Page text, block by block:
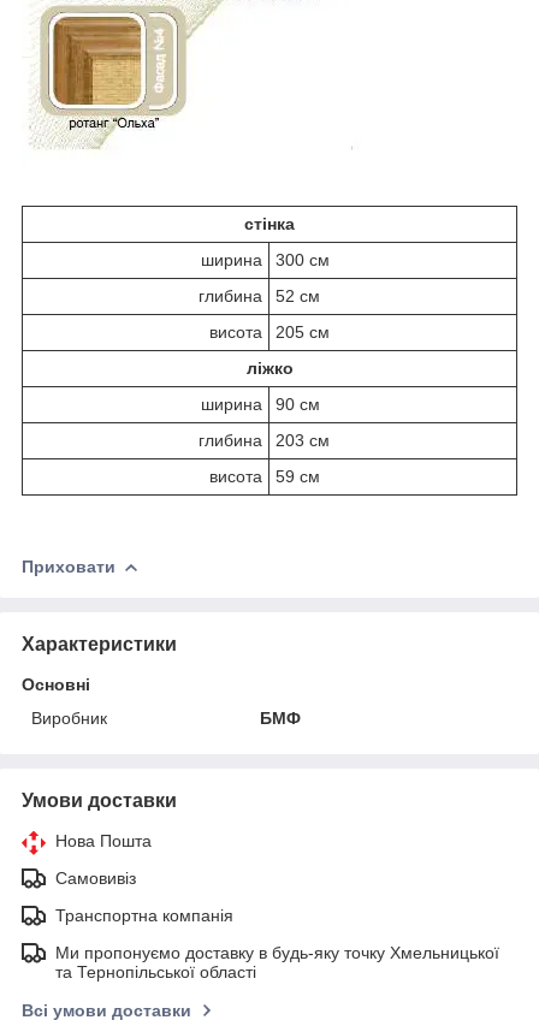
стінка
ширина
300 см
глибина
52 см
висота
205 см
ліжко
ширина
90 см
глибина
203 см
висота
59 см
Приховати
Характеристики
Основні
Виробник
БМФ
Умови доставки
Нова Пошта
Самовивіз
Транспортна компанія
Ми пропонуємо доставку в будь-яку точку Хмельницької
та Тернопільської області
Всі умови доставки